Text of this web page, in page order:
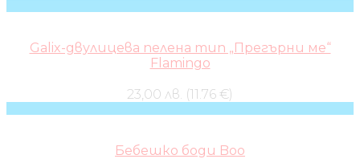
Galix-двулицева пелена тип „Прегърни ме“
Flamingo
23,00 лв. (11.76 €)
Бебешко боди Boo